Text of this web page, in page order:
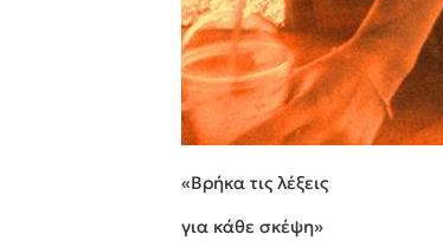
«Βρήκα τις λέξεις
για κάθε σκέψη»